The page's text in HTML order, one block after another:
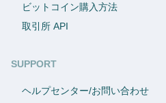
ビットコイン購入方法
取引所 API
SUPPORT
ヘルプセンター/お問い合わせ